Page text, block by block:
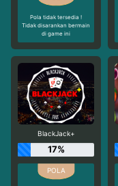
Pola tidak tersedia !
Tidak disarankan bermain
di game ini
BlackJack+
17%